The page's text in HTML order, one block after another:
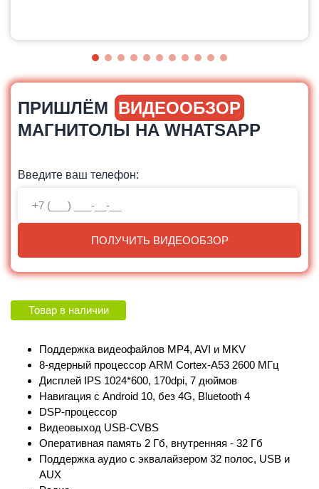
ПРИШЛЁМ ВИДЕООБЗОР
МАГНИТОЛЫ НА WHATSAPP
Введите ваш телефон:
ПОЛУЧИТЬ ВИДЕООБЗОР
Товар в наличии
Поддержка видеофайлов MP4, AVI и MKV
8-ядерный процессор ARM Cortex‑A53 2600 МГц
Дисплей IPS 1024*600, 170dpi, 7 дюймов
Навигация с Android 10, без 4G, Bluetooth 4
DSP-процессор
Видеовыход USB-CVBS
Оперативная память 2 Гб, внутренняя - 32 Гб
Поддержка аудио с эквалайзером 32 полос, USB и
AUX